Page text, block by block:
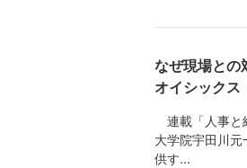
なぜ現場との
オイシックス
連載「人事と
大学院宇田川
供す...